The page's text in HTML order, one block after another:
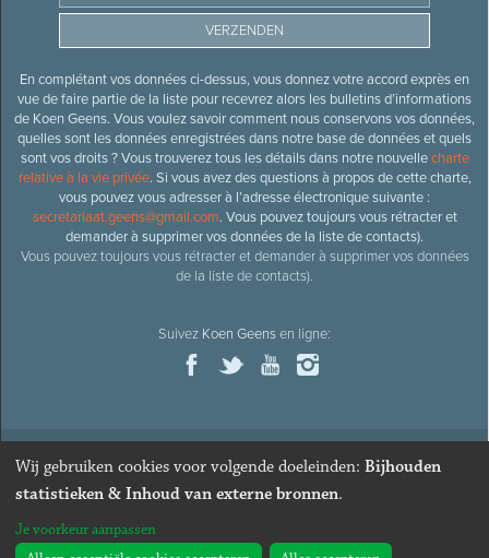
En complétant vos données ci-dessus, vous donnez votre accord exprès en
vue de faire partie de la liste pour recevrez alors les bulletins d’informations
de Koen Geens. Vous voulez savoir comment nous conservons vos données,
quelles sont les données enregistrées dans notre base de données et quels
sont vos droits ? Vous trouverez tous les détails dans notre nouvellecharte
relative à la vie privée. Si vous avez des questions à propos de cette charte,
vous pouvez vous adresser à l’adresse électronique suivante :
secretariaat.geens@gmail.com. Vous pouvez toujours vous rétracter et
demander à supprimer vos données de la liste de contacts).
Vous pouvez toujours vous rétracter et demander à supprimer vos données
de la liste de contacts).
Suivez Koen Geensen ligne:
© 2026Ancien ministre et député honoraire
Webdesign & développement par Zenjoy de Louvain
Wij gebruiken cookies voor volgende doeleinden: Bijhouden
statistieken & Inhoud van externe bronnen.
Je voorkeur aanpassen